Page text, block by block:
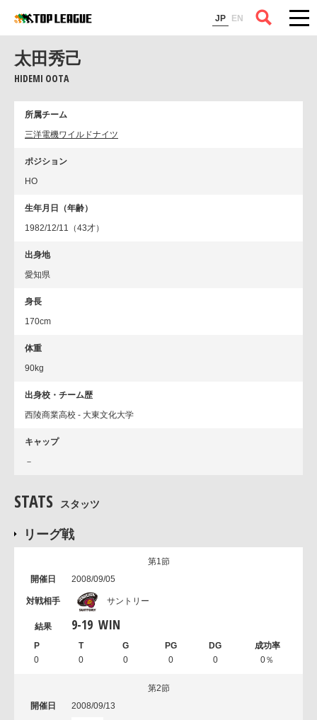
JP EN
コラム
太田秀己
HIDEMI OOTA
所属チーム
三洋電機ワイルドナイツ
ポジション
HO
生年月日（年齢）
1982/12/11（43才）
出身地
愛知県
身長
170cm
体重
90kg
出身校・チーム歴
西陵商業高校 - 大東文化大学
キャップ
－
STATS スタッツ
リーグ戦
第1節
2008/09/05
サントリー
9-19 WIN
0 0 0 0 0 0％
第2節
2008/09/13